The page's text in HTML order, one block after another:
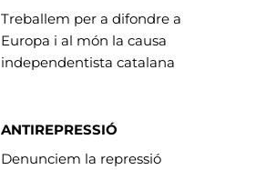
Treballem per a difondre a
Europa i al món la causa
independentista catalana
ANTIREPRESSIÓ
Denunciem la repressió